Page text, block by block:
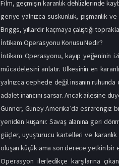
Film, geçmişin karanlık dehlizlerinde
geriye yalnızca suskunluk, pişmanlık
Briggs, yıllardır kaçmaya çalıştığı
İntikam Operasyonu Konusu Nedir?
İntikam Operasyonu, kayıp yeğeninin
mücadelesini anlatır. Ülkesinin en
yalnızca cephede değil insanın
adalet inancını sarsar. Ancak ailesine
Gunner, Güney Amerika’da esrarengiz
yeniden kuşanır. Savaş alanına geri
güçler, uyuşturucu kartelleri ve
oluşan küçük ama son derece yetkin bir
Operasyon ilerledikçe karşılarına